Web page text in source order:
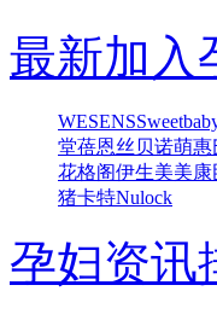
最新加入
WESENS
堂蓓恩丝贝诺萌惠
花格阁伊生美美康
猪卡特Nulock
孕妇资讯